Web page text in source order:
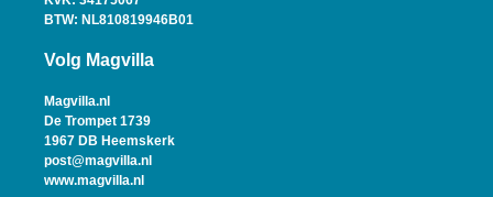
BTW: NL810819946B01
Volg Magvilla
Magvilla.nl
De Trompet 1739
1967 DB Heemskerk
post@magvilla.nl
www.magvilla.nl